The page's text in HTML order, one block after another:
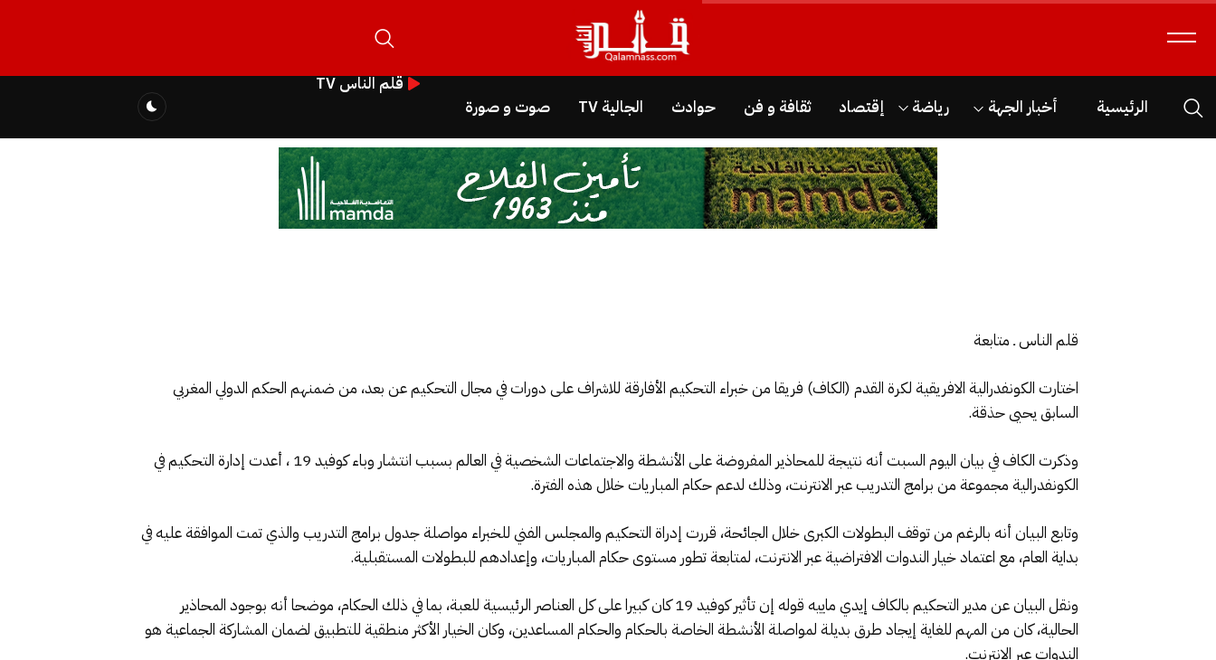
الرئيسية أخبار الجهة رياضة إقتصاد ثقافة و فن حوادث الجالية TV صوت و صورة
قلم الناس TV
قلم الناس ـ متابعة
اختارت الكونفدرالية الافريقية لكرة القدم (الكاف) فريقا من خبراء التحكيم الأفارقة للاشراف على دورات في مجال التحكيم عن بعد، من ضمنهم الحكم الدولي المغربي
السابق يحيى حذقة.
وذكرت الكاف في بيان اليوم السبت أنه نتيجة للمحاذير المفروضة على الأنشطة والاجتماعات الشخصية في العالم بسبب انتشار وباء كوفيد 19 ، أعدت إدارة التحكيم في
الكونفدرالية مجموعة من برامج التدريب عبر الانترنت، وذلك لدعم حكام المباريات خلال هذه الفترة.
وتابع البيان أنه بالرغم من توقف البطولات الكبرى خلال الجائحة، قررت إدراة التحكيم والمجلس الفني للخبراء مواصلة جدول برامج التدريب والذي تمت الموافقة عليه في
بداية العام، مع اعتماد خيار الندوات الافتراضية عبر الانترنت، لمتابعة تطور مستوى حكام المباريات، وإعدادهم للبطولات المستقبلية.
ونقل البيان عن مدير التحكيم بالكاف إيدي ماييه قوله إن تأثير كوفيد 19 كان كبيرا على كل العناصر الرئيسية للعبة، بما في ذلك الحكام، موضحا أنه بوجود المحاذير
الحالية، كان من المهم للغاية إيجاد طرق بديلة لمواصلة الأنشطة الخاصة بالحكام والحكام المساعدين، وكان الخيار الأكثر منطقية للتطبيق لضمان المشاركة الجماعية هو
الندوات عبر الانترنت.